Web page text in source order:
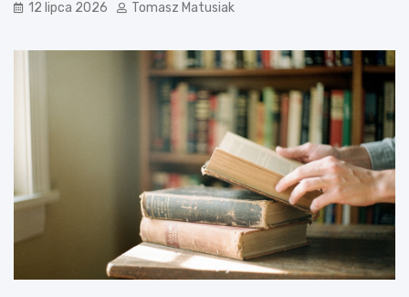
12 lipca 2026 Tomasz Matusiak